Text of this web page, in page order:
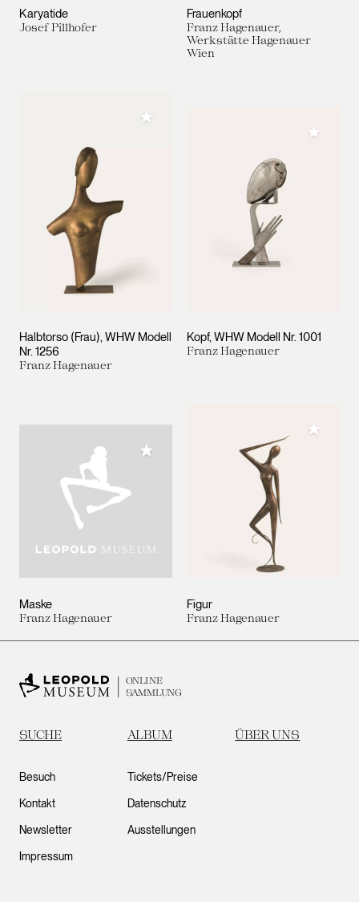
Karyatide
Josef Pillhofer
Frauenkopf
Franz Hagenauer,
Werkstätte Hagenauer
Wien
Halbtorso (Frau), WHW Modell
Nr. 1256
Franz Hagenauer
Meiner Sammlung hinzufügen
Kopf, WHW Modell Nr. 1001
Franz Hagenauer
Meiner
Maske
Franz Hagenauer
Meiner Sammlung hinzufügen
Figur
Franz Hagenauer
Meiner
ONLINE
SAMMLUNG
SUCHE ALBUM ÜBER UNS
Besuch
Kontakt
Newsletter
Impressum
Tickets/Preise
Datenschutz
Ausstellungen